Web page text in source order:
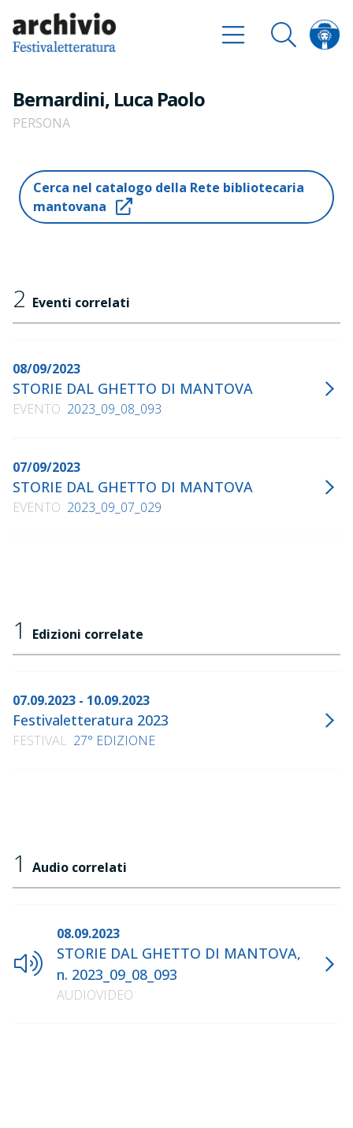
Bernardini, Luca Paolo
PERSONA
Cerca nel catalogo della Rete bibliotecaria
mantovana
2 Eventi correlati
08/09/2023
STORIE DAL GHETTO DI MANTOVA
EVENTO 2023_09_08_093
07/09/2023
STORIE DAL GHETTO DI MANTOVA
EVENTO 2023_09_07_029
1 Edizioni correlate
07.09.2023 - 10.09.2023
Festivaletteratura 2023
FESTIVAL 27° EDIZIONE
1 Audio correlati
08.09.2023
STORIE DAL GHETTO DI MANTOVA,
n. 2023_09_08_093
AUDIOVIDEO